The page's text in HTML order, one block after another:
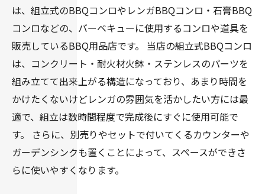
は、組立式のBBQコンロやレンガBBQコンロ・石膏BBQ
コンロなどの、バーベキューに使用するコンロや道具を
販売しているBBQ用品店です。 当店の組立式BBQコンロ
は、コンクリート・耐火材火鉢・ステンレスのパーツを
組み立てて出来上がる構造になっており、あまり時間を
かけたくないけどレンガの雰囲気を活かしたい方には最
適で、組立は数時間程度で完成後にすぐに使用可能で
す。 さらに、別売りやセットで付いてくるカウンターや
ガーデンシンクも置くことによって、スペースができさ
らに使いやすくなります。